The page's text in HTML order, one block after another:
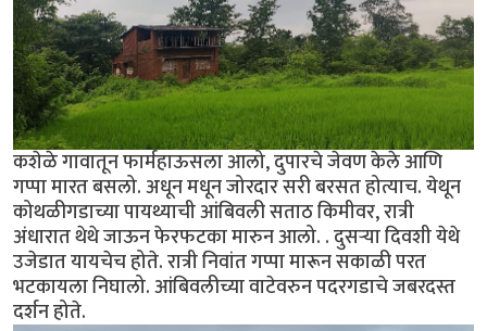
कशेळे गावातून फार्महाऊसला आलो, दुपारचे जेवण केले आणि
गप्पा मारत बसलो. अधून मधून जोरदार सरी बरसत होत्याच. येथून
कोथळीगडाच्या पायथ्याची आंबिवली सताठ किमीवर, रात्री
अंधारात थेथे जाऊन फेरफटका मारुन आलो. . दुसर्‍या दिवशी येथे
उजेडात यायचेच होते. रात्री निवांत गप्पा मारून सकाळी परत
भटकायला निघालो. आंबिवलीच्या वाटेवरुन पदरगडाचे जबरदस्त
दर्शन होते.